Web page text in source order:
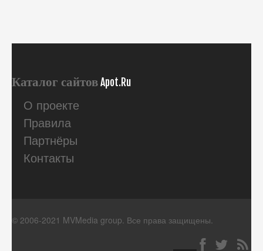
Каталог сайтовApot.Ru
О проекте
Правила
Партнёры
Контакты
© 2006-2021 MVMedia group. Все права защищены.